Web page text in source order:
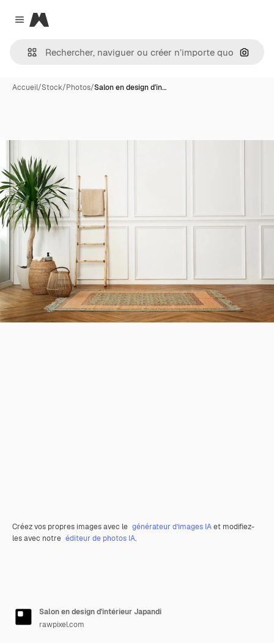
Close menu
Magnific
Accueil/Stock/Photos/Salon en design d'in…
Créez vos propres images avec le générateur d’images IAet modifiez-
les avec notre éditeur de photos IA.
Salon en design d'intérieur Japandi
rawpixel.com